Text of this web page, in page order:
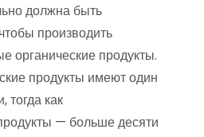
должна быть
производить
органические продукты.
продукты имеют один
тогда как
— больше десяти